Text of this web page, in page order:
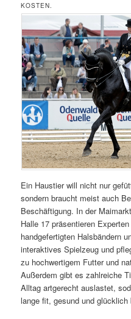
OSTEN.
Ein Haustier will nicht nur
sondern braucht meist auch
Beschäftigung. In der
Halle 17 präsentieren
handgefertigten Halsbändern
interaktives Spielzeug und
zu hochwertigem Futter und
Außerdem gibt es zahlreiche
Alltag artgerecht auslastet,
lange fit, gesund und glücklich